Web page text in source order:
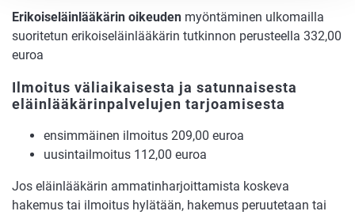
Erikoiseläinlääkärin oikeuden myöntäminen ulkomailla
suoritetun erikoiseläinlääkärin tutkinnon perusteella 332,00
euroa
Ilmoitus väliaikaisesta ja satunnaisesta
eläinlääkärinpalvelujen tarjoamisesta
ensimmäinen ilmoitus 209,00 euroa
uusintailmoitus 112,00 euroa
Jos eläinlääkärin ammatinharjoittamista koskeva
hakemus tai ilmoitus hylätään, hakemus peruutetaan tai